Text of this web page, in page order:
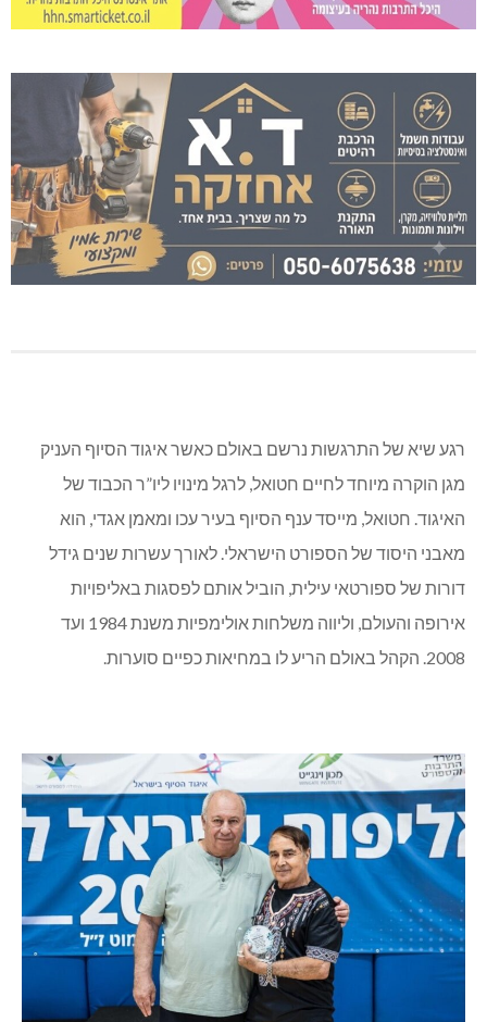
רגע שיא של התרגשות נרשם באולם כאשר איגוד הסיוף העניק
מגן הוקרה מיוחד לחיים חטואל, לרגל מינויו ליו”ר הכבוד של
האיגוד. חטואל, מייסד ענף הסיוף בעיר עכו ומאמן אגדי, הוא
מאבני היסוד של הספורט הישראלי. לאורך עשרות שנים גידל
דורות של ספורטאי עילית, הוביל אותם לפסגות באליפויות
אירופה והעולם, וליווה משלחות אולימפיות משנת 1984 ועד
2008. הקהל באולם הריע לו במחיאות כפיים סוערות.